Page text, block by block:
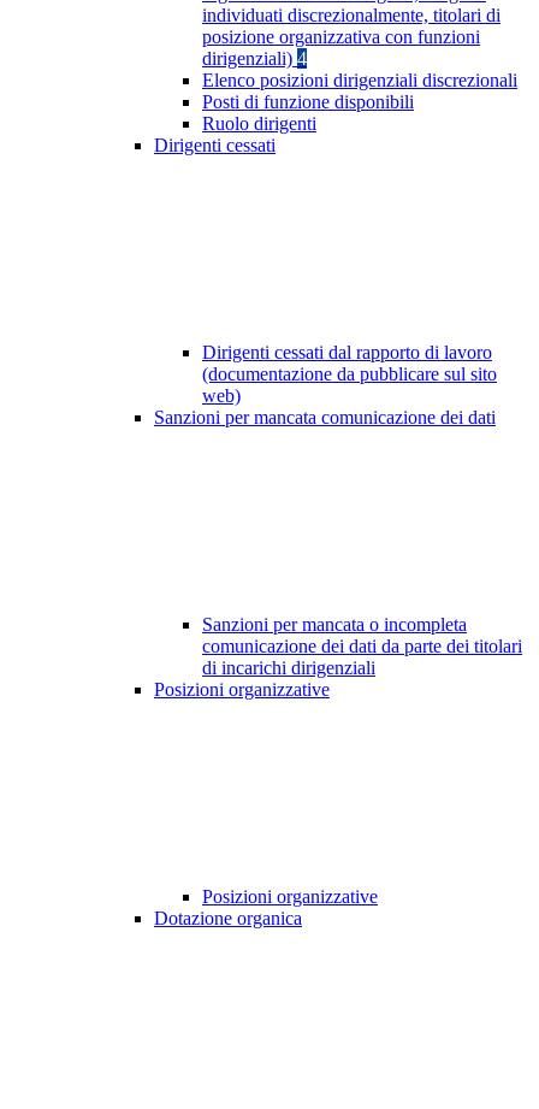
individuati discrezionalmente, titolari di
posizione organizzativa con funzioni
dirigenziali) 4
Elenco posizioni dirigenziali discrezionali
Posti di funzione disponibili
Ruolo dirigenti
Dirigenti cessati
Dirigenti cessati dal rapporto di lavoro
(documentazione da pubblicare sul sito
web)
Sanzioni per mancata comunicazione dei dati
Sanzioni per mancata o incompleta
comunicazione dei dati da parte dei titolari
di incarichi dirigenziali
Posizioni organizzative
Posizioni organizzative
Dotazione organica